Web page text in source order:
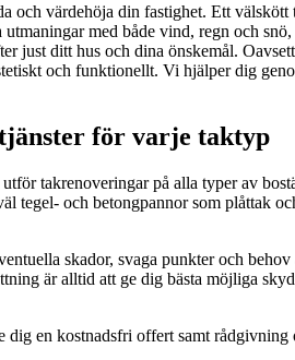
och värdehöja din fastighet. Ett
med både vind, regn och
just ditt hus och dina önskemål.
och funktionellt. Vi hjälper dig
för varje taktyp
takrenoveringar på alla typer av
tegel- och betongpannor som plåttak
skador, svaga punkter och
är alltid att ge dig bästa möjliga
en kostnadsfri offert samt